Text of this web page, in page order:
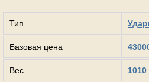
Тип
Базовая цена
Вес 1010